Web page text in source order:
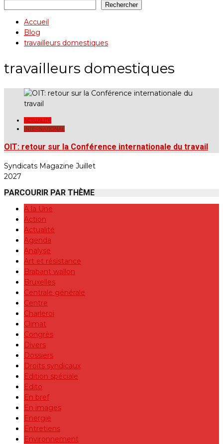
Rechercher
Accueil
Blog
travailleurs domestiques
travailleurs domestiques
INTERNATIONAL
OIT: retour sur la Conférence internationale du travail
Syndicats Magazine Juillet
2027
PARCOURIR PAR THÈME
A la Une
Action
Actualité
Agenda
Analyse
Art et résistance
Brabant wallon
Bruxelles
Centrale générale
Centre
Charleroi
Climat
Congrès
Divers
Dossiers
Droits syndicaux
Edition spéciale
Edito
En bref
En images
Energie
Entretiens
Environnement